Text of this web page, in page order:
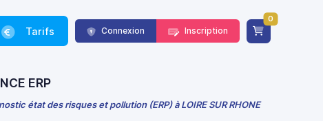
Tarifs Connexion Inscription
0
ERP
état des risques et pollution (ERP) à LOIRE SUR RHONE